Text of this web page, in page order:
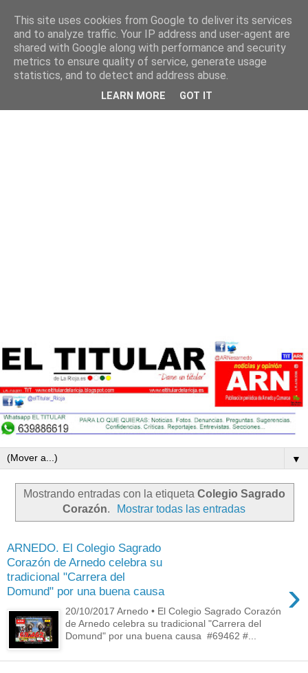
▼
Mostrando entradas con la etiqueta Colegio Sagrado
Corazón. Mostrar todas las entradas
ARNEDO. El Colegio Sagrado
Corazón de Arnedo celebra su
tradicional "Carrera del
Domund" por una buena causa
›
20/10/2017 Arnedo • El Colegio Sagrado Corazón
de Arnedo celebra su tradicional "Carrera del
Domund" por una buena causa #69462 #...
This site uses cookies from Google to deliver its services
and to analyze traffic. Your IP address and user-agent are
shared with Google along with performance and security
metrics to ensure quality of service, generate usage
statistics, and to detect and address abuse.
LEARN MORE GOT IT